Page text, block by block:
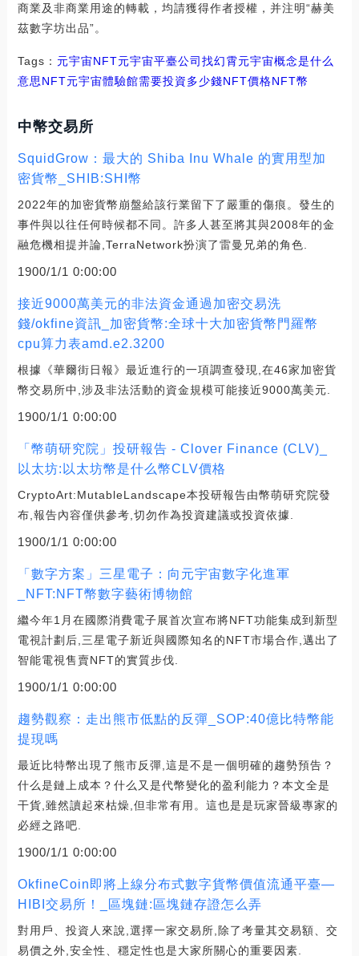
商業及非商業用途的轉載，均請獲得作者授權，并注明“赫美
茲數字坊出品”。
Tags： 元宇宙NFT元宇宙平臺公司找幻霄元宇宙概念是什么
意思NFT元宇宙體驗館需要投資多少錢NFT價格NFT幣
中幣交易所
SquidGrow：最大的 Shiba Inu Whale 的實用型加
密貨幣_SHIB:SHI幣
2022年的加密貨幣崩盤給該行業留下了嚴重的傷痕。發生的
事件與以往任何時候都不同。許多人甚至將其與2008年的金
融危機相提并論,TerraNetwork扮演了雷曼兄弟的角色.
1900/1/1 0:00:00
接近9000萬美元的非法資金通過加密交易洗
錢/okfine資訊_加密貨幣:全球十大加密貨幣門羅幣
cpu算力表amd.e2.3200
根據《華爾街日報》最近進行的一項調查發現,在46家加密貨
幣交易所中,涉及非法活動的資金規模可能接近9000萬美元.
1900/1/1 0:00:00
「幣萌研究院」投研報告 - Clover Finance (CLV)_
以太坊:以太坊幣是什么幣CLV價格
CryptoArt:MutableLandscape本投研報告由幣萌研究院發
布,報告內容僅供參考,切勿作為投資建議或投資依據.
1900/1/1 0:00:00
「數字方案」三星電子：向元宇宙數字化進軍
_NFT:NFT幣數字藝術博物館
繼今年1月在國際消費電子展首次宣布將NFT功能集成到新型
電視計劃后,三星電子新近與國際知名的NFT市場合作,邁出了
智能電視售賣NFT的實質步伐.
1900/1/1 0:00:00
趨勢觀察：走出熊市低點的反彈_SOP:40億比特幣能
提現嗎
最近比特幣出現了熊市反彈,這是不是一個明確的趨勢預告？
什么是鏈上成本？什么又是代幣變化的盈利能力？本文全是
干貨,雖然讀起來枯燥,但非常有用。這也是是玩家晉級專家的
必經之路吧.
1900/1/1 0:00:00
OkfineCoin即將上線分布式數字貨幣價值流通平臺—
HIBI交易所！_區塊鏈:區塊鏈存證怎么弄
對用戶、投資人來說,選擇一家交易所,除了考量其交易額、交
易價之外,安全性、穩定性也是大家所關心的重要因素.